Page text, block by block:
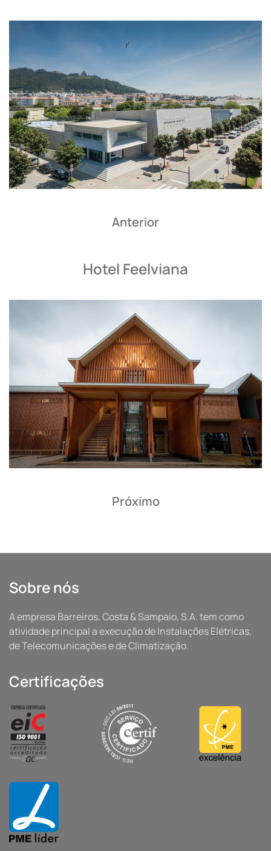
Anterior
Hotel Feelviana
Próximo
Sobre nós
A empresa Barreiros, Costa & Sampaio, S.A. tem como
atividade principal a execução de Instalações Elétricas,
de Telecomunicações e de Climatização.
Certificações